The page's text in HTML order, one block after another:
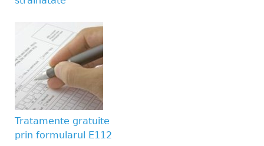
Tratamente gratuite
prin formularul E112